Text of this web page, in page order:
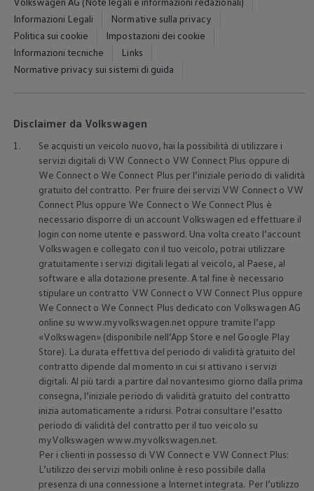
Blog Volkswagen
Informazioni Legali
Normative sulla privacy
Politica sui cookie
Impostazioni dei cookie
Informazioni tecniche
Links
Normative privacy sui sistemi di guida
Disclaimer da Volkswagen
1.
Se acquisti un veicolo nuovo, hai la possibilità di utilizzare i
servizi digitali di VW Connect o VW Connect Plus oppure di
We Connect o We Connect Plus per l’iniziale periodo di validità
gratuito del contratto. Per fruire dei servizi VW Connect o VW
Connect Plus oppure We Connect o We Connect Plus è
necessario disporre di un account Volkswagen ed effettuare il
login con nome utente e password. Una volta creato l’account
Volkswagen e collegato con il tuo veicolo, potrai utilizzare
gratuitamente i servizi digitali legati al veicolo, al Paese, al
software e alla dotazione presente. A tal fine è necessario
stipulare un contratto VW Connect o VW Connect Plus oppure
We Connect o We Connect Plus dedicato con Volkswagen AG
online su www.myvolkswagen.net oppure tramite l’app
«Volkswagen» (disponibile nell’App Store e nel Google Play
Store). La durata effettiva del periodo di validità gratuito del
contratto dipende dal momento in cui si attivano i servizi
digitali. Al più tardi a partire dal novantesimo giorno dalla prima
consegna, l’iniziale periodo di validità gratuito del contratto
inizia automaticamente a ridursi. Potrai consultare l’esatto
periodo di validità del contratto per il tuo veicolo su
myVolkswagen www.myvolkswagen.net.
Per i clienti in possesso di VW Connect e VW Connect Plus:
L’utilizzo dei servizi mobili online è reso possibile dalla
presenza di una connessione a Internet integrata. Per l’utilizzo